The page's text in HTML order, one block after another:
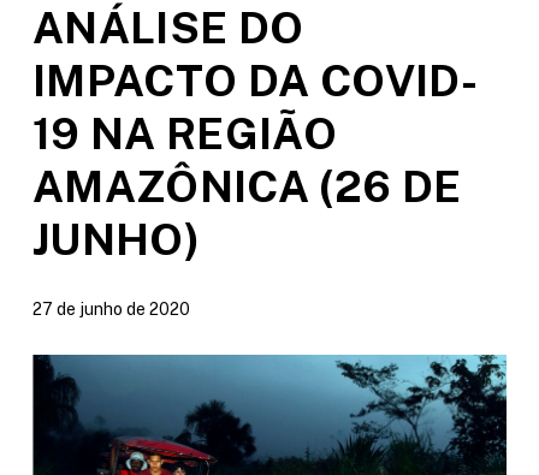
ANÁLISE DO
IMPACTO DA COVID-
19 NA REGIÃO
AMAZÔNICA (26 DE
JUNHO)
27 de junho de 2020